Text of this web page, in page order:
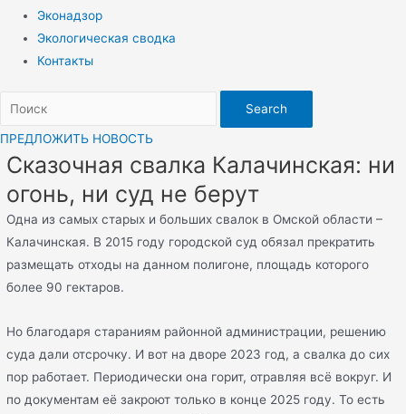
Эконадзор
Экологическая сводка
Контакты
Search
ПРЕДЛОЖИТЬ НОВОСТЬ
Сказочная свалка Калачинская: ни
огонь, ни суд не берут
Одна из самых старых и больших свалок в Омской области –
Калачинская. В 2015 году городской суд обязал прекратить
размещать отходы на данном полигоне, площадь которого
более 90 гектаров.
Но благодаря стараниям районной администрации, решению
суда дали отсрочку. И вот на дворе 2023 год, а свалка до сих
пор работает. Периодически она горит, отравляя всё вокруг. И
по документам её закроют только в конце 2025 году. То есть